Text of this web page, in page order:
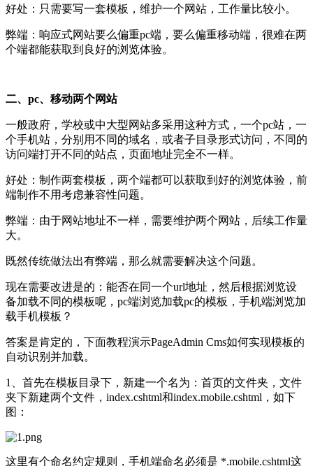
好处：只需要写一套模板，维护一个网站，工作量比较小。
弊端：响应式网站要么偏重pc端，要么偏重移动端，很难在两
个端都能获取到良好的浏览体验。
二、pc、移动两个网站
一般政府，学校或中大型网站多采用这种方式，一个pc站，一
个手机站，分别用不同的域名，或者子目录形式访问，不同的
访问端打开不同的站点，页面地址完全不一样。
好处：制作两套模板，两个端都可以获取到好的浏览体验，前
端制作不用考虑兼容性问题。
弊端：由于网站地址不一样，需要维护两个网站，后续工作量
大。
既然传统做法出有弊端，那么就需要解决这个问题。
现在需要改进是的：能否在同一个url地址，然后根据浏览设
备加载不同的模板呢，pc端浏览加载pc的模板，手机端浏览加
载手机模板？
答案是肯定的，下面教程演示PageAdmin Cms如何实现模板的
自动识别并加载。
1、首先在模板目录下，新建一个名为：首页的文件夹，文件
夹下新建两个文件，index.cshtml和index.mobile.cshtml，如下
图：
这里有个命名约定规则，手机端命名必须是 *.mobile.cshtml这